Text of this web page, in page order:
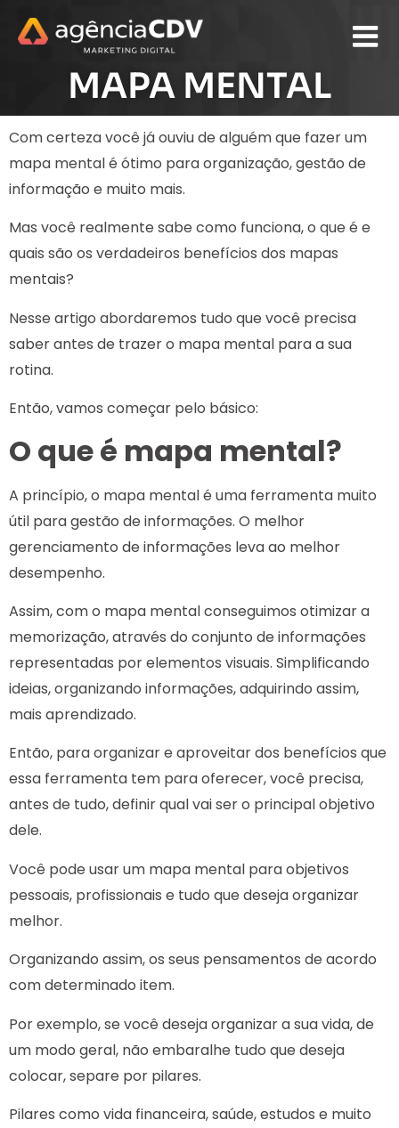
MAPA MENTAL
Com certeza você já ouviu de alguém que fazer um
mapa mental é ótimo para organização, gestão de
informação e muito mais.
Mas você realmente sabe como funciona, o que é e
quais são os verdadeiros benefícios dos mapas
mentais?
Nesse artigo abordaremos tudo que você precisa
saber antes de trazer o mapa mental para a sua
rotina.
Então, vamos começar pelo básico:
O que é mapa mental?
A princípio, o mapa mental é uma ferramenta muito
útil para gestão de informações. O melhor
gerenciamento de informações leva ao melhor
desempenho.
Assim, com o mapa mental conseguimos otimizar a
memorização, através do conjunto de informações
representadas por elementos visuais. Simplificando
ideias, organizando informações, adquirindo assim,
mais aprendizado.
Então, para organizar e aproveitar dos benefícios que
essa ferramenta tem para oferecer, você precisa,
antes de tudo, definir qual vai ser o principal objetivo
dele.
Você pode usar um mapa mental para objetivos
pessoais, profissionais e tudo que deseja organizar
melhor.
Organizando assim, os seus pensamentos de acordo
com determinado item.
Por exemplo, se você deseja organizar a sua vida, de
um modo geral, não embaralhe tudo que deseja
colocar, separe por pilares.
Pilares como vida financeira, saúde, estudos e muito